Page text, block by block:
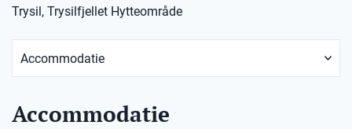
Trysil, Trysilfjellet Hytteområde
Accommodatie